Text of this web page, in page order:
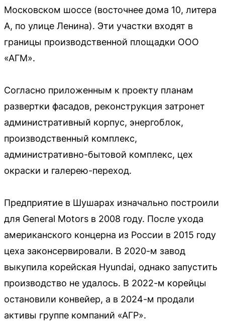
Московском шоссе (восточнее дома 10, литера
А, по улице Ленина). Эти участки входят в
границы производственной площадки ООО
«АГМ».
Согласно приложенным к проекту планам
развертки фасадов, реконструкция затронет
административный корпус, энергоблок,
производственный комплекс,
административно-бытовой комплекс, цех
окраски и галерею-переход.
Предприятие в Шушарах изначально построили
для General Motors в 2008 году. После ухода
американского концерна из России в 2015 году
цеха законсервировали. В 2020-м завод
выкупила корейская Hyundai, однако запустить
производство не удалось. В 2022-м корейцы
остановили конвейер, а в 2024-м продали
активы группе компаний «АГР».